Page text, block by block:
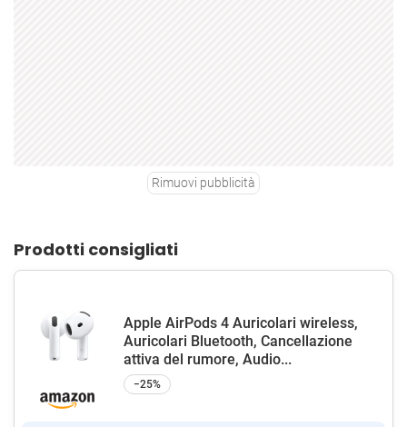
Rimuovi pubblicità
Prodotti consigliati
Apple AirPods 4 Auricolari wireless,
Auricolari Bluetooth, Cancellazione
attiva del rumore, Audio...
−25%